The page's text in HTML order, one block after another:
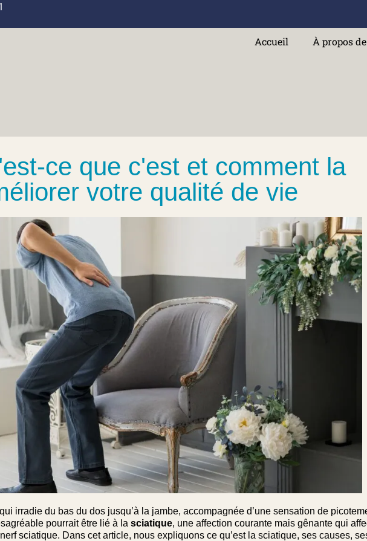
Accueil À propos
ce que c'est et comment la
votre qualité de vie
irradie du bas du dos jusqu’à la jambe, accompagnée d’une sensation de
pourrait être lié à la sciatique, une affection courante mais gênante qui
sciatique. Dans cet article, nous expliquons ce qu’est la sciatique, ses causes,